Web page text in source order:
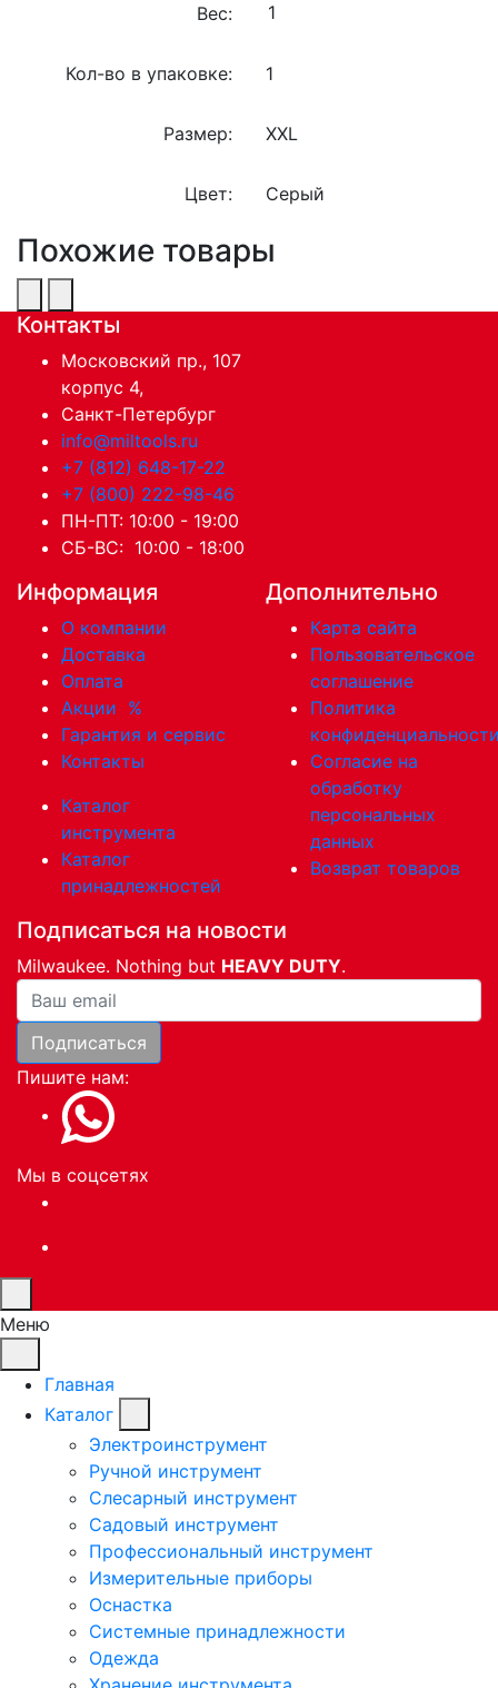
Вес:
Кол-во в упаковке: 1
Размер: XXL
Цвет: Серый
Похожие товары
Контакты
Московский пр., 107
корпус 4,
Санкт-Петербург
info@miltools.ru
+7 (812) 648-17-22
+7 (800) 222-98-46
ПН-ПТ: 10:00 - 19:00
СБ-ВС: 10:00 - 18:00
Информация
О компании
Доставка
Оплата
Акции %
Гарантия и сервис
Контакты
Каталог
инструмента
Каталог
принадлежностей
Дополнительно
Карта сайта
Пользовательское
соглашение
Политика
Согласие на
обработку
персональных
данных
Возврат товаров
Подписаться на новости
Milwaukee. Nothing but HEAVY DUTY.
Ваша почта
Подписаться
Пишите нам:
Мы в соцсетях
Меню
Главная
Каталог
Электроинструмент
Ручной инструмент
Слесарный инструмент
Садовый инструмент
Профессиональный инструмент
Измерительные приборы
Оснастка
Системные принадлежности
Одежда